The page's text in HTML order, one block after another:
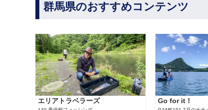
群馬県のおすすめコンテンツ
エリアトラベラーズ Go for it！